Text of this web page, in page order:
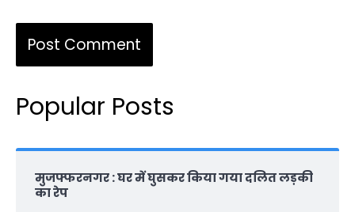
Popular Posts
मुजफ्फरनगर : घर में घुसकर किया गया दलित लड़की
का रेप